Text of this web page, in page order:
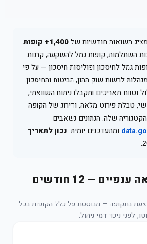
תשואות חודשיות של1,400+ קופות
השתלמות, קופות גמל להשקעה, קרנות
גמל לחיסכון ופוליסות חיסכון — על פי
לרשות שוק ההון, הביטוח והחיסכון.
וטווח תאריכים ותקבלו ניתוח השוואתי,
טבלת פירוט מלאה, ודירוג של הקופה
שלה. הנתונים נשאבים
ומתעדכנים יומית. נכון לתאריך
ממוצעי תשואה ענפיים — 12 חודשים
בתקופה — מבוססת על כלל הקופות בכל
לפני ניכוי דמי ניהול.